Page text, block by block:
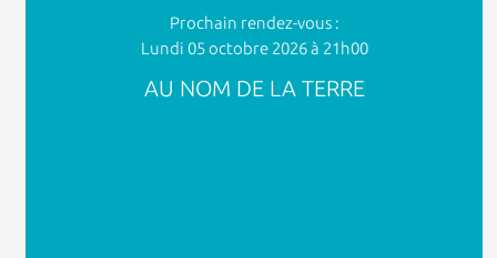
Prochain rendez-vous :
Lundi 05 octobre 2026 à 21h00
AU NOM DE LA TERRE